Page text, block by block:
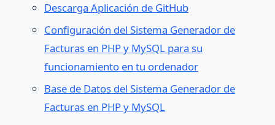
Descarga Aplicación de GitHub
Configuración del Sistema Generador de
Facturas en PHP y MySQL para su
funcionamiento en tu ordenador
Base de Datos del Sistema Generador de
Facturas en PHP y MySQL